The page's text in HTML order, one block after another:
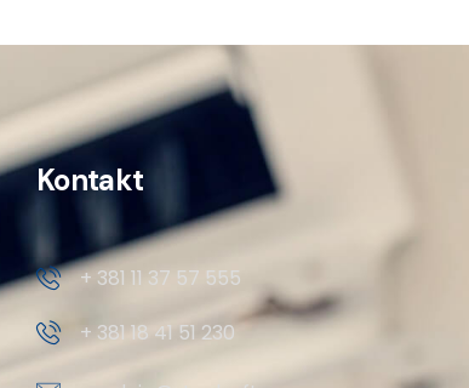
Kontakt
+ 381 11 37 57 555
+ 381 18 41 51 230